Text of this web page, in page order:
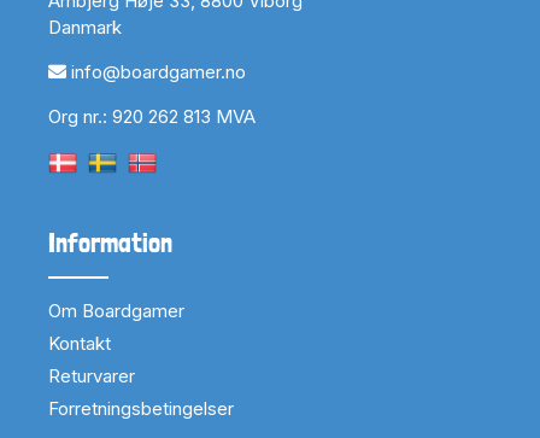
Danmark
info@boardgamer.no
Org nr.: 920 262 813 MVA
Information
Om Boardgamer
Kontakt
Returvarer
Forretningsbetingelser